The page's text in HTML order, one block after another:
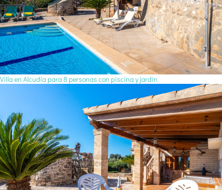
Villa en Alcudia para 8 personas con piscina y jardín